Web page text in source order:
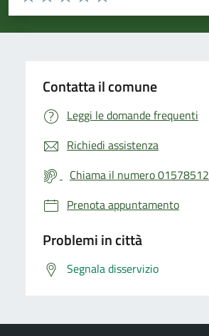
Valuta 5 stelle su 5
Valuta 4 stelle su 5
Valuta 3 stelle su 5
Valuta 2 stelle su 5
Valuta 1 stelle su 5
Contatta il comune
Leggi le domande frequenti
Richiedi assistenza
Chiama il numero 01578512
Prenota appuntamento
Problemi in città
Segnala disservizio